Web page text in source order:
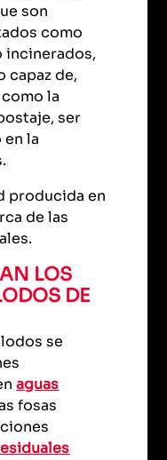
son
como
incinerados,
capaz de,
la
ser
la
producida en
de las
LOS
DE
se
aguas
fosas